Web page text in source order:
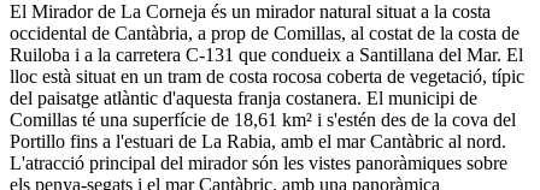
El Mirador de La Corneja és un mirador natural situat a la costa
occidental de Cantàbria, a prop de Comillas, al costat de la costa de
Ruiloba i a la carretera C-131 que condueix a Santillana del Mar. El
lloc està situat en un tram de costa rocosa coberta de vegetació, típic
del paisatge atlàntic d'aquesta franja costanera. El municipi de
Comillas té una superfície de 18,61 km² i s'estén des de la cova del
Portillo fins a l'estuari de La Rabia, amb el mar Cantàbric al nord.
L'atracció principal del mirador són les vistes panoràmiques sobre
els penya-segats i el mar Cantàbric, amb una panoràmica